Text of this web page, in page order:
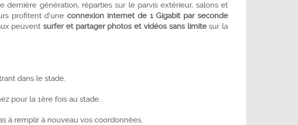
dernière génération, réparties sur le parvis extérieur, salons et
profitent d'uneconnexion internet de 1 Gigabit par seconde
peuventsurfer et partager photos et vidéos sans limitesur la
dans le stade.
pour la 1ère fois au stade.
à remplir à nouveau vos coordonnées.